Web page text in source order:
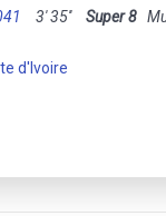
3' 35'' Super 8
d'Ivoire